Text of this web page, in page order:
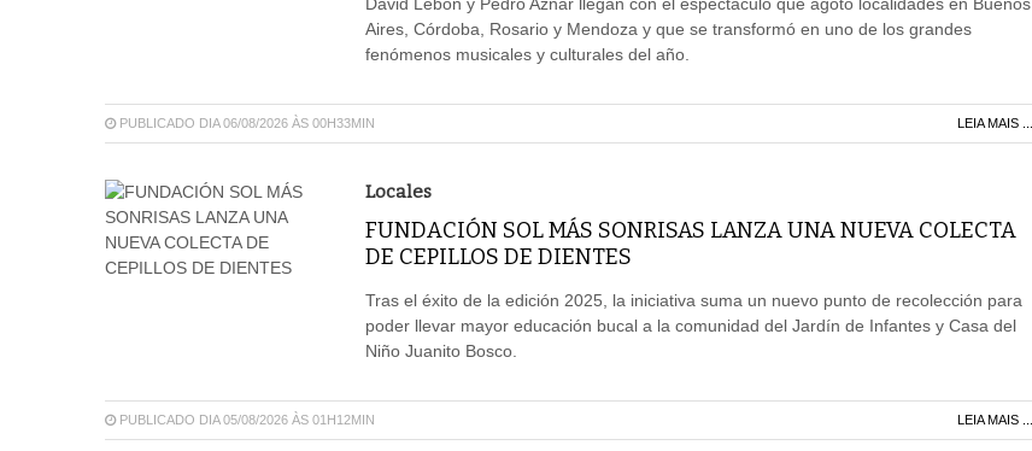
Aires, Córdoba, Rosario y Mendoza y que se transformó en uno de los grandes
fenómenos musicales y culturales del año.
PUBLICADO DIA 06/08/2026 ÀS 00H33MIN LEIA MAIS ...
Locales
FUNDACIÓN SOL MÁS SONRISAS LANZA UNA NUEVA COLECTA
DE CEPILLOS DE DIENTES
Tras el éxito de la edición 2025, la iniciativa suma un nuevo punto de recolección para
poder llevar mayor educación bucal a la comunidad del Jardín de Infantes y Casa del
Niño Juanito Bosco.
PUBLICADO DIA 05/08/2026 ÀS 01H12MIN LEIA MAIS ...